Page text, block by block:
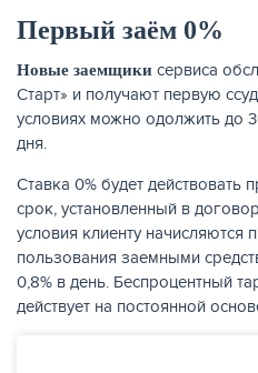
ЗАЙМЫ
Первый заём 0%
Новые заемщики сервиса
Старт» и получают первую
условиях можно одолжить до
дня.
Ставка 0% будет действовать
срок, установленный в
условия клиенту начисляются
пользования заемными
0,8% в день. Беспроцентный
действует на постоянной